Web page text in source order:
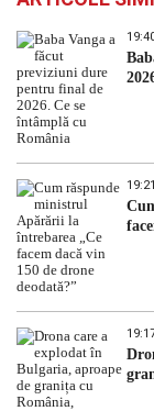
19:21